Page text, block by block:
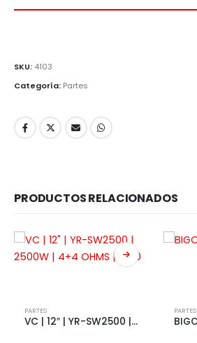
SKU: 4103
Categoría: Partes
PRODUCTOS RELACIONADOS
PARTES
VC | 12″ | YR-SW2500 | 2500W | 4+4 OHMS | 5170
PARTES